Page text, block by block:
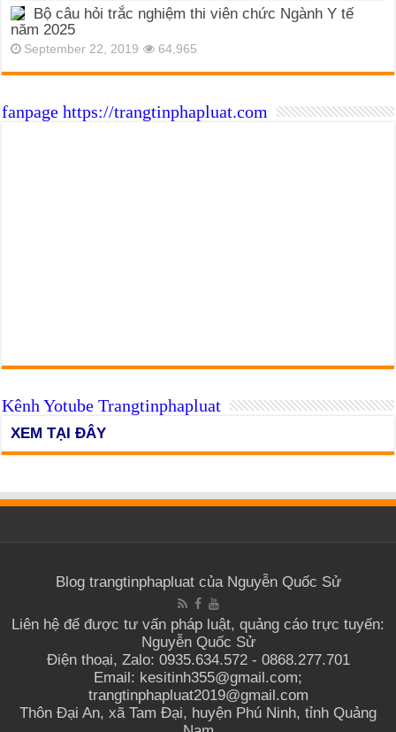
Bộ câu hỏi trắc nghiệm thi viên chức Ngành Y tế
năm 2025
September 22, 2019 64,965
fanpage https://trangtinphapluat.com
Kênh Yotube Trangtinphapluat
XEM TẠI ĐÂY
Blog trangtinphapluat của Nguyễn Quốc Sử
Liên hệ để được tư vấn pháp luật, quảng cáo trực tuyến:
Nguyễn Quốc Sử
Điện thoại, Zalo: 0935.634.572 - 0868.277.701
Email: kesitinh355@gmail.com;
trangtinphapluat2019@gmail.com
Thôn Đại An, xã Tam Đại, huyện Phú Ninh, tỉnh Quảng